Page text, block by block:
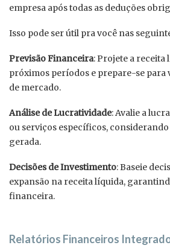
empresa após todas as deduções
Isso pode ser útil pra você nas
Previsão Financeira: Projete a receita
próximos períodos e prepare-se para
de mercado.
Análise de Lucratividade: Avalie a
ou serviços específicos,
gerada.
Decisões de Investimento: Baseie
expansão na receita líquida,
financeira.
Relatórios Financeiros